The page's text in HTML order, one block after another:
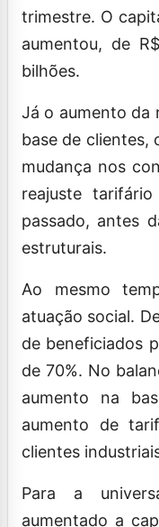
trimestre. O
aumentou, de
bilhões.
Já o aumento da
base de clientes,
mudança nos
reajuste
passado, antes
estruturais.
Ao mesmo
atuação social.
de beneficiados
de 70%. No
aumento na
aumento de
clientes
Para a
aumentado a